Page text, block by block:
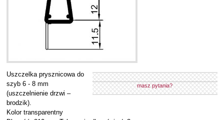
masz pytania?
Uszczelka prysznicowa do
szyb 6 - 8 mm
(uszczelnienie drzwi –
brodzik).
Kolor transparentny